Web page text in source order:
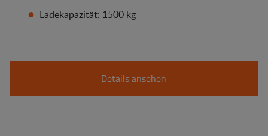
Ladekapazität: 1500 kg
Details ansehen